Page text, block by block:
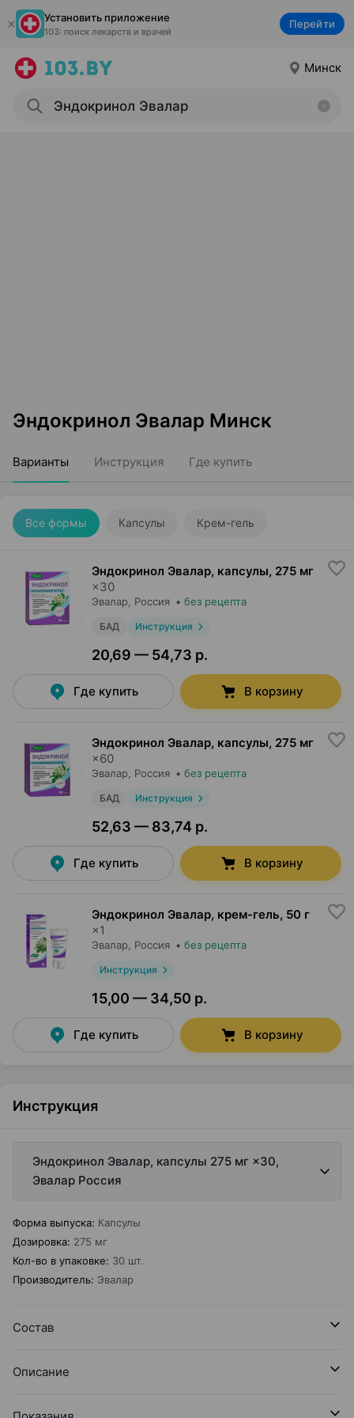
Установить приложение
103: поиск лекарств и врачей
Перейти
Минск
Эндокринол Эвалар Минск
Варианты Инструкция Где купить
Все формы Капсулы Крем-гель
Эндокринол Эвалар, капсулы, 275 мг
×30
Эвалар , Россия • без рецепта
БАД Инструкция
20,69 — 54,73 р.
Где купить В корзину
Эндокринол Эвалар, капсулы, 275 мг
×60
Эвалар , Россия • без рецепта
БАД Инструкция
52,63 — 83,74 р.
Где купить В корзину
Эндокринол Эвалар, крем-гель, 50 г
×1
Эвалар , Россия • без рецепта
Инструкция
15,00 — 34,50 р.
Где купить В корзину
Инструкция
Эндокринол Эвалар, капсулы 275 мг ×30,
Эвалар Россия
Форма выпуска: Капсулы
Дозировка: 275 мг
Кол-во в упаковке: 30 шт.
Производитель: Эвалар
Состав
Описание